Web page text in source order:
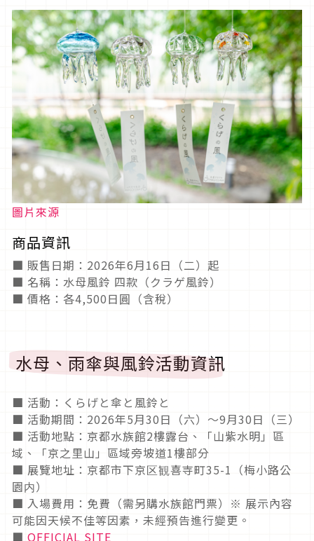
圖片來源
商品資訊
■ 販售日期：2026年6月16日（二）起
■ 名稱：水母風鈴 四款（クラゲ風鈴）
■ 價格：各4,500日圓（含稅）
水母、雨傘與風鈴活動資訊
■ 活動：くらげと傘と風鈴と
■ 活動期間：2026年5月30日（六）～9月30日（三）
■ 活動地點：京都水族館2樓露台、「山紫水明」區
域、「京之里山」區域旁坡道1樓部分
■ 展覽地址：京都市下京区観喜寺町35-1（梅小路公
園内）
■ 入場費用：免費（需另購水族館門票）※ 展示內容
可能因天候不佳等因素，未經預告進行變更。
■ OFFICIAL SITE